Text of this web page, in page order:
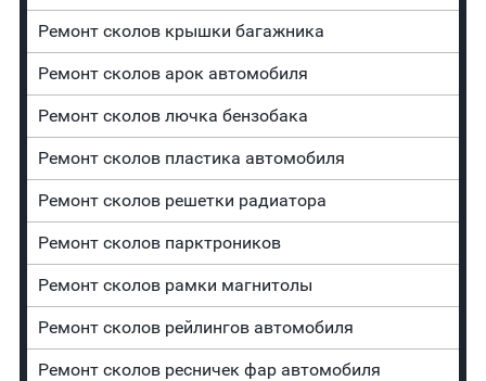
Ремонт сколов крышки багажника
Ремонт сколов арок автомобиля
Ремонт сколов лючка бензобака
Ремонт сколов пластика автомобиля
Ремонт сколов решетки радиатора
Ремонт сколов парктроников
Ремонт сколов рамки магнитолы
Ремонт сколов рейлингов автомобиля
Ремонт сколов ресничек фар автомобиля